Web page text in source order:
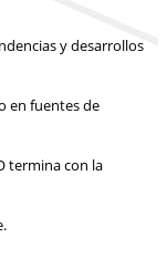
y desarrollos
en fuentes de
termina con la